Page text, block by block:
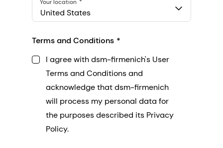
United States
Your location
Terms and Conditions
I agree with dsm-firmenich's User
Terms and Conditions and
acknowledge that dsm-firmenich
will process my personal data for
the purposes described its Privacy
Policy.